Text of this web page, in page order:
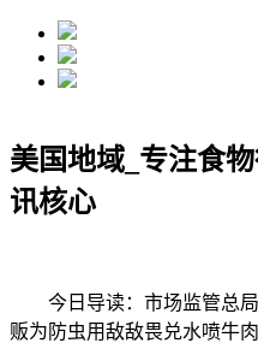
美国地域_专注食
讯核心
今日导读：市场监管总局
贩为防虫用敌敌畏兑水喷牛